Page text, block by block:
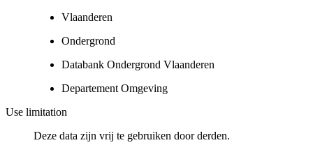
Vlaanderen
Ondergrond
Databank Ondergrond Vlaanderen
Departement Omgeving
Use limitation
Deze data zijn vrij te gebruiken door derden.